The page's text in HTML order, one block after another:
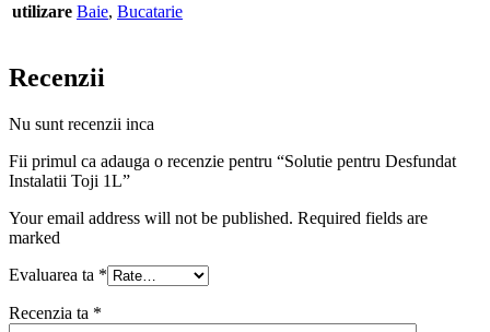
utilizare Baie, Bucatarie
Recenzii
Nu sunt recenzii inca
Fii primul ca adauga o recenzie pentru “Solutie pentru Desfundat
Instalatii Toji 1L”
Your email address will not be published. Required fields are
marked
Evaluarea ta *
Recenzia ta *